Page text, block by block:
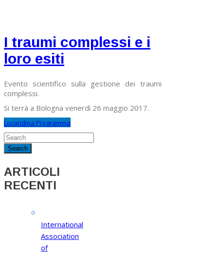
I traumi complessi e i
loro esiti
Evento scientifico sulla gestione dei traumi
complessi.
Si terrà a Bologna venerdì 26 maggio 2017.
Locandina Programma
ARTICOLI
RECENTI
International
Association
of